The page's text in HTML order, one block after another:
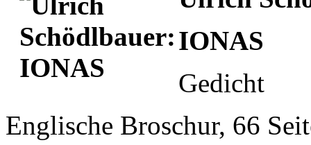
IONAS
Gedicht
Englische Broschur, 66